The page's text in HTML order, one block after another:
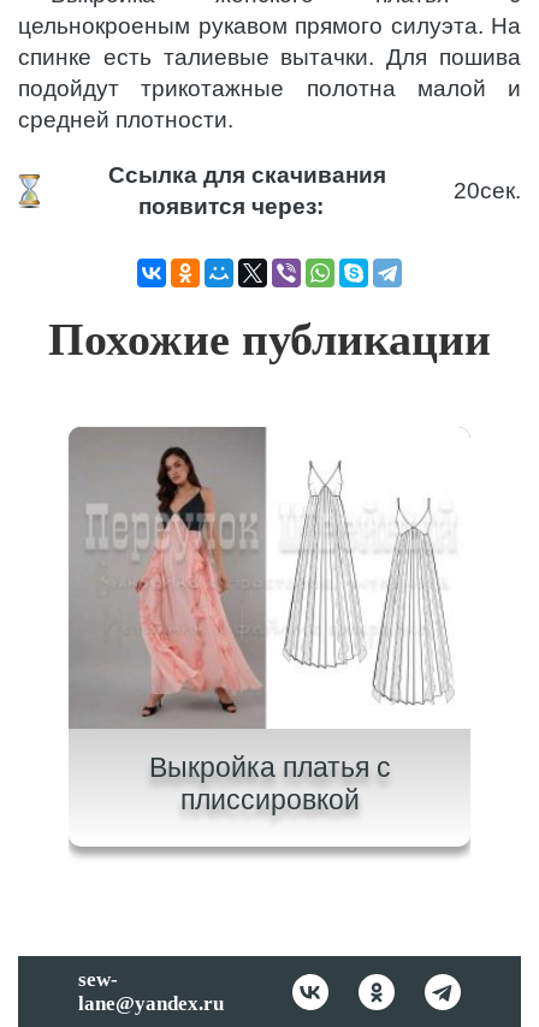
цельнокроеным рукавом прямого силуэта. На
спинке есть талиевые вытачки. Для пошива
подойдут трикотажные полотна малой и
средней плотности.
Ссылка для скачивания
появится через:
19сек.
Похожие публикации
Выкройка платья с
плиссировкой
sew-
lane@yandex.ru